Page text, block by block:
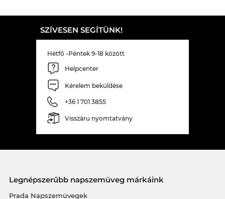
SZÍVESEN SEGÍTÜNK!
Hétfő -Péntek 9-18 között
Helpcenter
Kérelem beküldése
+36 1 701 3855
Visszáru nyomtatvány
Legnépszerűbb napszemüveg márkáink
Prada Napszemüvegek